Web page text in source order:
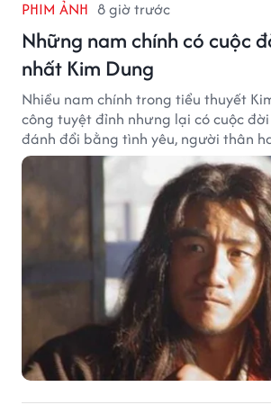
PHIM ẢNH 8 giờ trước
Những nam chính có cuộc
nhất Kim Dung
Nhiều nam chính trong tiểu thuyết
công tuyệt đỉnh nhưng lại có cuộc
đánh đổi bằng tình yêu, người thân
khiến độc giả không khỏi tiếc nuối.